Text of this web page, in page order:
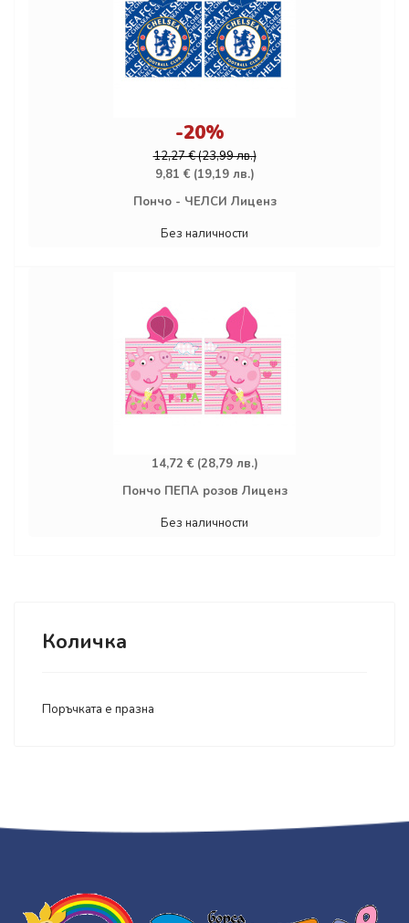
-20%
12,27 € (23,99 лв.)
9,81 € (19,19 лв.)
Пончо - ЧЕЛСИ Лиценз
Без наличности
14,72 € (28,79 лв.)
Пончо ПЕПА розов Лиценз
Без наличности
Количка
Поръчката е празна